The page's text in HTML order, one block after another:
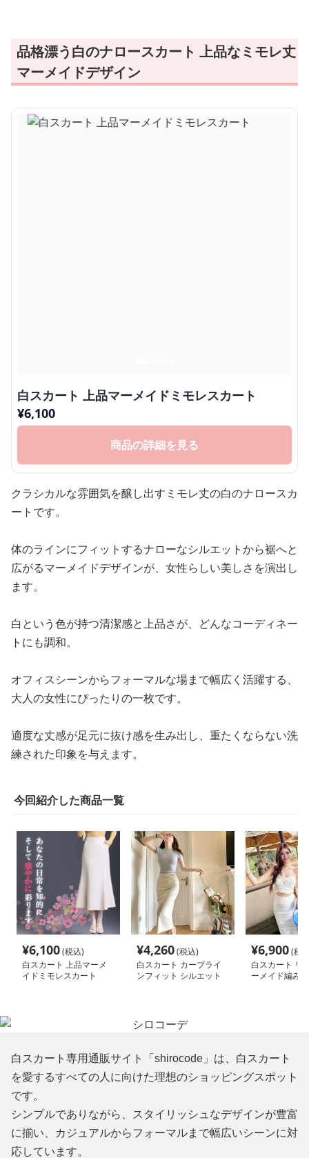
品格漂う白のナロースカート 上品なミモレ丈
マーメイドデザイン
白スカート 上品マーメイドミモレスカート
¥6,100
商品の詳細を見る
クラシカルな雰囲気を醸し出すミモレ丈の白のナロースカ
ートです。
体のラインにフィットするナローなシルエットから裾へと
広がるマーメイドデザインが、女性らしい美しさを演出し
ます。
白という色が持つ清潔感と上品さが、どんなコーディネー
トにも調和。
オフィスシーンからフォーマルな場まで幅広く活躍する、
大人の女性にぴったりの一枚です。
適度な丈感が足元に抜け感を生み出し、重たくならない洗
練された印象を与えます。
今回紹介した商品一覧
¥6,100(税込)
白スカート 上品マーメ
イドミモレスカート
¥4,260(税込)
白スカート カーブライ
ンフィット シルエット
¥6,900(税
白スカート リ
ーメイド編み
白スカート専用通販サイト「shirocode」は、白スカート
を愛するすべての人に向けた理想のショッピングスポット
です。
シンプルでありながら、スタイリッシュなデザインが豊富
に揃い、カジュアルからフォーマルまで幅広いシーンに対
応しています。